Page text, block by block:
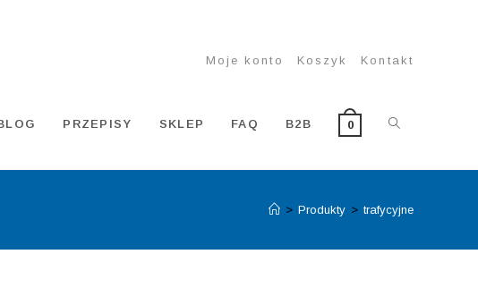
Moje konto Koszyk Kontakt
PRZEPISY SKLEP FAQ B2B 0 TOGGLE
WEBSITE
> Produkty > trafycyjne